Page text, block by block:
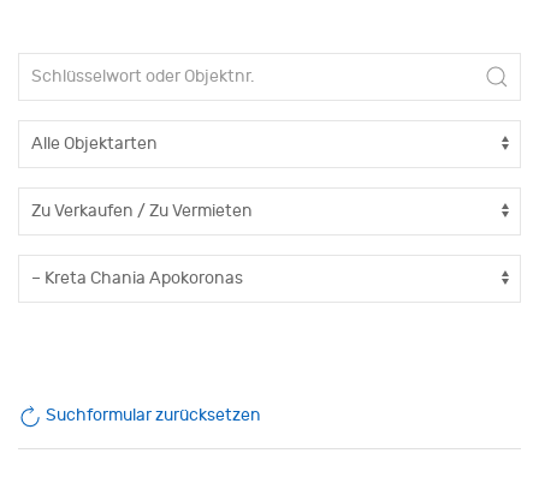
Suchformular zurücksetzen